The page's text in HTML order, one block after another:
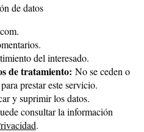
de datos
del interesado.
de tratamiento: No se ceden o
prestar este servicio.
y suprimir los datos.
consultar la información
.